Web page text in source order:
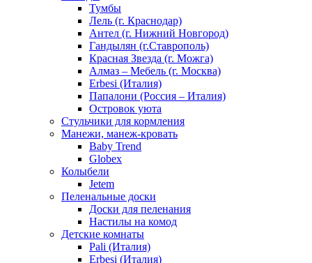
Тумбы
Лель (г. Краснодар)
Антел (г. Нижний Новгород)
Гандылян (г.Ставрополь)
Красная Звезда (г. Можга)
Алмаз – Мебель (г. Москва)
Erbesi (Италия)
Папалони (Россия – Италия)
Островок уюта
Стульчики для кормления
Манежи, манеж-кровать
Baby Trend
Globex
Колыбели
Jetem
Пеленальные доски
Доски для пеленания
Настилы на комод
Детские комнаты
Pali (Италия)
Erbesi (Италия)